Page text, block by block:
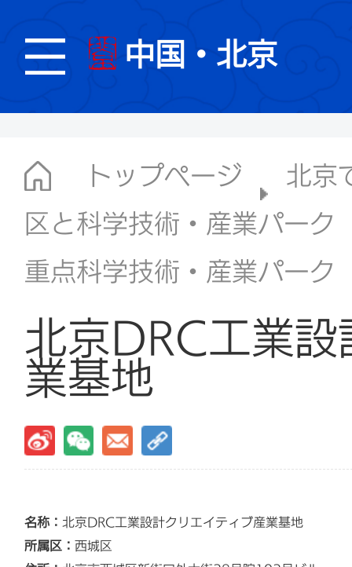
中国・北京
トップページ
北京
区と科学技術・産業パーク
重点科学技術・産業パーク
北京DRC工業
業基地
名称：北京DRC工業設計クリエイティブ産業基地
所属区：西城区